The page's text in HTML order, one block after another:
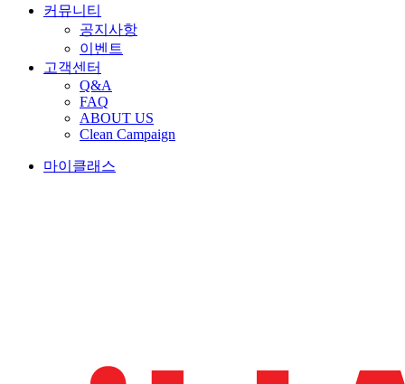
커뮤니티
공지사항
이벤트
고객센터
Q&A
FAQ
ABOUT US
Clean Campaign
마이클래스